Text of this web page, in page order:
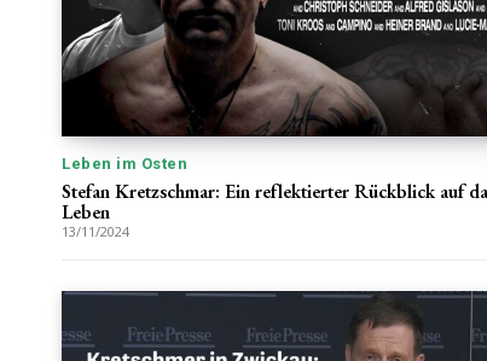
Leben im Osten
Stefan Kretzschmar: Ein reflektierter Rückblick auf
Leben
13/11/2024